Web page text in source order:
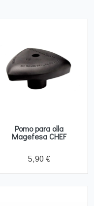
Pomo para olla
Magefesa CHEF
5,90 €